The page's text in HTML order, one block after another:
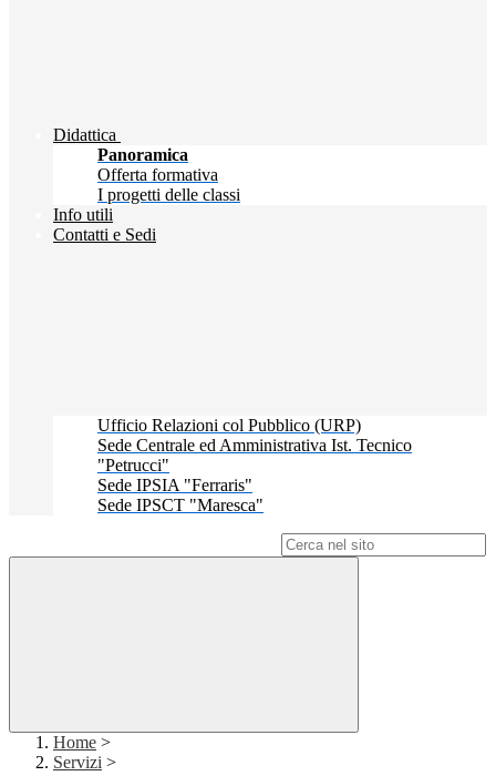
Didattica
Panoramica
Offerta formativa
I progetti delle classi
Info utili
Contatti e Sedi
Ufficio Relazioni col Pubblico (URP)
Sede Centrale ed Amministrativa Ist. Tecnico
"Petrucci"
Sede IPSIA "Ferraris"
Sede IPSCT "Maresca"
Home >
Servizi >